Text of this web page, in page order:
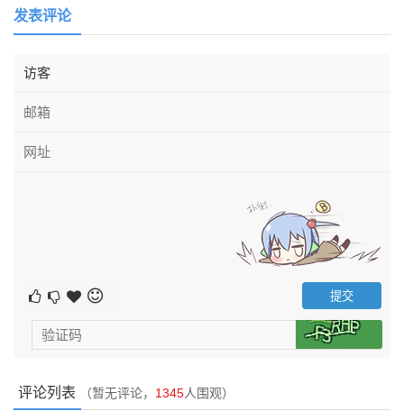
发表评论
评论列表 （暂无评论， 1345人围观）